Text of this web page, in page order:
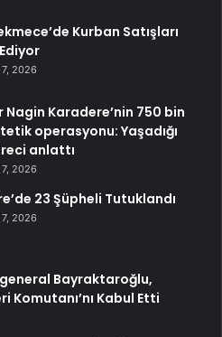
Kurban Satışları
2026
Nagin Karadere’nin 750 bin
operasyonu: Yaşadığı
anlattı
2026
23 Şüpheli Tutuklandı
2026
Bayraktaroğlu,
Komutanı’nı Kabul Etti